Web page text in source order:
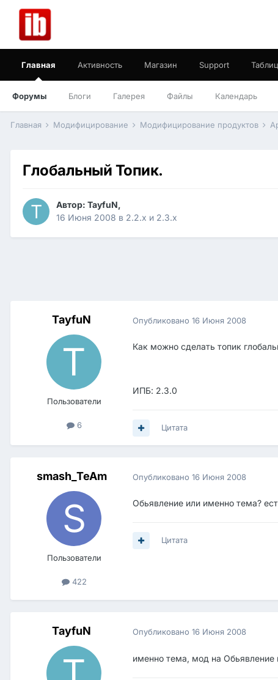
Главная
Форумы Блоги Галерея Файлы Календарь
Активность Магазин Support
Главная Модифицирование Модифицирование продуктов
Глобальный Топик.
Автор: TayfuN,
16 Июня 2008 в 2.2.x и 2.3.x
TayfuN
Пользователи
6
Опубликовано 16 Июня 2008
Как можно сделать топик
ИПБ: 2.3.0
Цитата
smash_TeAm
Пользователи
422
Опубликовано 16 Июня 2008
Обьявление или именно тема?
Цитата
TayfuN Опубликовано 16 Июня 2008
именно тема, мод на Обьявление